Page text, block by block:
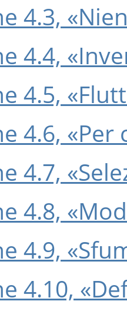
4.3,
4.4,
4.5,
4.6, «Per
4.7,
4.8,
4.9,
4.10,